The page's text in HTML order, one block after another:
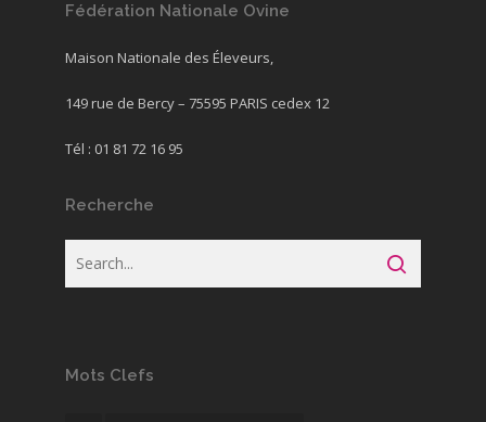
Fédération Nationale Ovine
Maison Nationale des Éleveurs,
149 rue de Bercy – 75595 PARIS cedex 12
Tél : 01 81 72 16 95
Recherche
Mots Clefs